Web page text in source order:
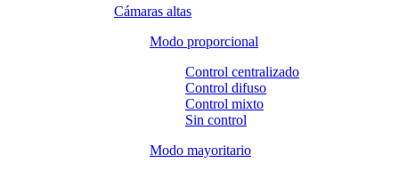
Cámaras altas
Modo proporcional
Control centralizado
Control difuso
Control mixto
Sin control
Modo mayoritario